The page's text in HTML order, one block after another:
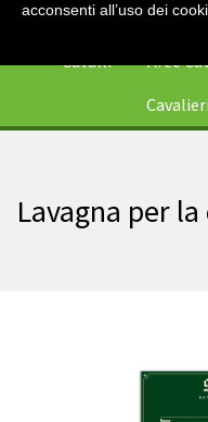
Cavalli Aree
Cavalieri
Lavagna per
acconsenti all’uso dei